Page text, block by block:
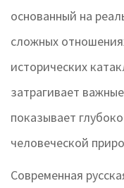
основанный на
сложных
исторических
затрагивает
показывает
человеческой
Современная